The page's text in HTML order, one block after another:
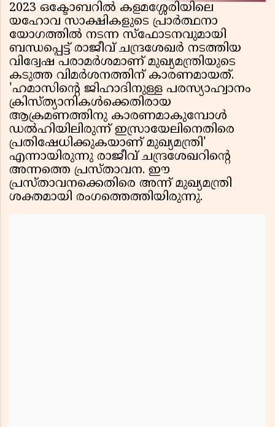
2023 ഒക്ടോബറിൽ കളമശ്ശേരിയിലെ
യഹോവ സാക്ഷികളുടെ പ്രാർത്ഥനാ
യോഗത്തിൽ നടന്ന സ്ഫോടനവുമായി
ബന്ധപ്പെട്ട് രാജീവ് ചന്ദ്രശേഖർ നടത്തിയ
വിദ്വേഷ പരാമർശമാണ് മുഖ്യമന്ത്രിയുടെ
കടുത്ത വിമർശനത്തിന് കാരണമായത്.
'ഹമാസിൻ്റെ ജിഹാദിനുള്ള പരസ്യാഹ്വാനം
ക്രിസ്ത്യാനികൾക്കെതിരായ
ആക്രമണത്തിനു കാരണമാകുമ്പോൾ
ഡൽഹിയിലിരുന്ന് ഇസ്രായേലിനെതിരെ
പ്രതിഷേധിക്കുകയാണ് മുഖ്യമന്ത്രി'
എന്നായിരുന്നു രാജീവ് ചന്ദ്രശേഖറിൻ്റെ
അന്നത്തെ പ്രസ്താവന. ഈ
പ്രസ്താവനക്കെതിരെ അന്ന് മുഖ്യമന്ത്രി
ശക്തമായി രംഗത്തെത്തിയിരുന്നു.